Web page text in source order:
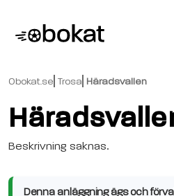
Obokat.se Trosa Häradsvallen
Beskrivning saknas.
Denna anläggning ägs och